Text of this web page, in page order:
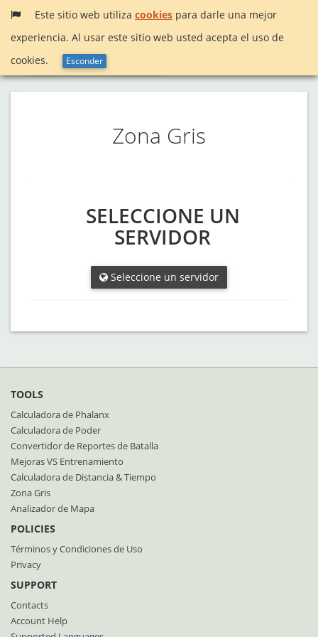
Este sitio web utiliza cookies para darle una mejor
experiencia. Al usar este sitio web usted acepta el uso de
cookies.
Esconder
InactiveSearch!
Zona Gris
SELECCIONE UN
SERVIDOR
Seleccione un servidor
TOOLS
Calculadora de Phalanx
Calculadora de Poder
Convertidor de Reportes de Batalla
Mejoras VS Entrenamiento
Calculadora de Distancia & Tiempo
Zona Gris
Analizador de Mapa
POLICIES
Términos y Condiciones de Uso
Privacy
SUPPORT
Contacts
Account Help